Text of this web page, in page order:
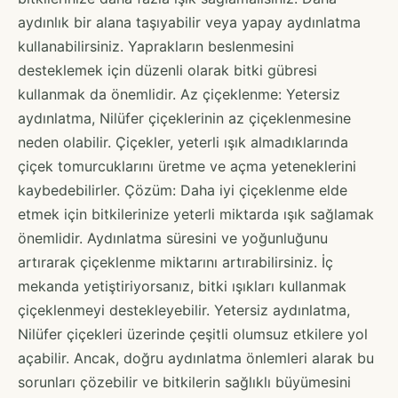
aydınlık bir alana taşıyabilir veya yapay aydınlatma
kullanabilirsiniz. Yaprakların beslenmesini
desteklemek için düzenli olarak bitki gübresi
kullanmak da önemlidir. Az çiçeklenme: Yetersiz
aydınlatma, Nilüfer çiçeklerinin az çiçeklenmesine
neden olabilir. Çiçekler, yeterli ışık almadıklarında
çiçek tomurcuklarını üretme ve açma yeteneklerini
kaybedebilirler. Çözüm: Daha iyi çiçeklenme elde
etmek için bitkilerinize yeterli miktarda ışık sağlamak
önemlidir. Aydınlatma süresini ve yoğunluğunu
artırarak çiçeklenme miktarını artırabilirsiniz. İç
mekanda yetiştiriyorsanız, bitki ışıkları kullanmak
çiçeklenmeyi destekleyebilir. Yetersiz aydınlatma,
Nilüfer çiçekleri üzerinde çeşitli olumsuz etkilere yol
açabilir. Ancak, doğru aydınlatma önlemleri alarak bu
sorunları çözebilir ve bitkilerin sağlıklı büyümesini